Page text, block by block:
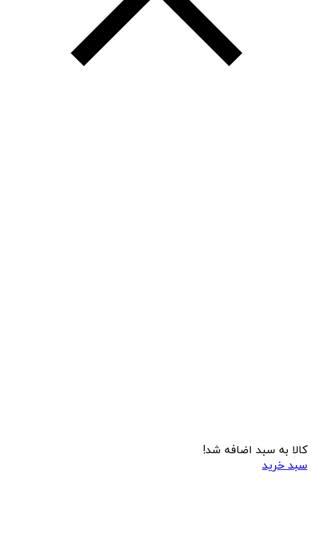
کالا به سبد اضافه شد!
سبد خرید